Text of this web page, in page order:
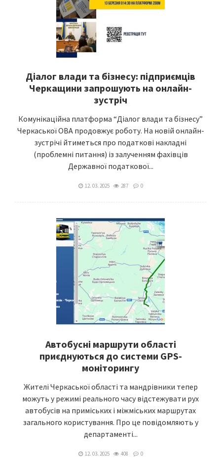
Діалог влади та бізнесу: підприємців
Черкащини запрошують на онлайн-
зустріч
Комунікаційна платформа “Діалог влади та бізнесу”
Черкаської ОВА продовжує роботу. На новій онлайн-
зустрічі йтиметься про податкові накладні
(проблемні питання) із залученням фахівців
Державної податкової...
12. 03. 2025 287 0
Автобусні маршрути області
приєднуються до системи GPS-
моніторингу
Жителі Черкаської області та мандрівники тепер
можуть у режимі реального часу відстежувати рух
автобусів на приміських і міжміських маршрутах
загального користування. Про це повідомляють у
департаменті...
12. 03. 2025 408 0